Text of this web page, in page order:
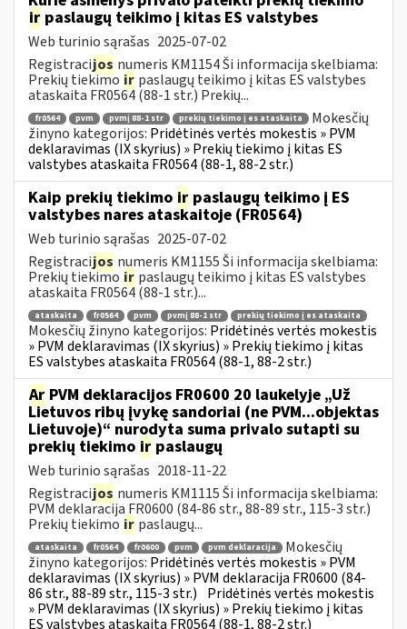
ir paslaugų teikimo į kitas ES valstybes
Web turinio sąrašas 2025-07-02
Registracijos numeris KM1154 Ši informacija skelbiama:
Prekių tiekimo ir paslaugų teikimo į kitas ES valstybes
ataskaita FR0564 (88-1 str.) Prekių...
fr0564 pvm pvmį 88-1 str prekių tiekimo į es ataskaita
Mokesčių
žinyno kategorijos: Pridėtinės vertės mokestis » PVM
deklaravimas (IX skyrius) » Prekių tiekimo į kitas ES
valstybes ataskaita FR0564 (88-1, 88-2 str.)
Kaip prekių tiekimo ir paslaugų teikimo į ES
valstybes nares ataskaitoje (FR0564)
Web turinio sąrašas 2025-07-02
Registracijos numeris KM1155 Ši informacija skelbiama:
Prekių tiekimo ir paslaugų teikimo į kitas ES valstybes
ataskaita FR0564 (88-1 str.)...
ataskaita fr0564 pvm pvmį 88-1 str prekių tiekimo į es ataskaita
Mokesčių žinyno kategorijos: Pridėtinės vertės mokestis
» PVM deklaravimas (IX skyrius) » Prekių tiekimo į kitas
ES valstybes ataskaita FR0564 (88-1, 88-2 str.)
Ar PVM deklaracijos FR0600 20 laukelyje „Už
Lietuvos ribų įvykę sandoriai (ne PVM...objektas
Lietuvoje)“ nurodyta suma privalo sutapti su
prekių tiekimo ir paslaugų
Web turinio sąrašas 2018-11-22
Registracijos numeris KM1115 Ši informacija skelbiama:
PVM deklaracija FR0600 (84-86 str., 88-89 str., 115-3 str.)
Prekių tiekimo ir paslaugų...
ataskaita fr0564 fr0600 pvm pvm deklaracija
Mokesčių
žinyno kategorijos: Pridėtinės vertės mokestis » PVM
deklaravimas (IX skyrius) » PVM deklaracija FR0600 (84-
86 str., 88-89 str., 115-3 str.) Pridėtinės vertės mokestis
» PVM deklaravimas (IX skyrius) » Prekių tiekimo į kitas
ES valstybes ataskaita FR0564 (88-1, 88-2 str.)